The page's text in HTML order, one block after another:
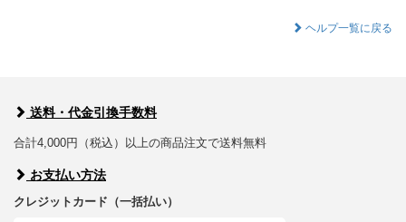
ヘルプ一覧に戻る
送料・代金引換手数料
合計4,000円（税込）以上の商品注文で送料無料
お支払い方法
クレジットカード（一括払い）